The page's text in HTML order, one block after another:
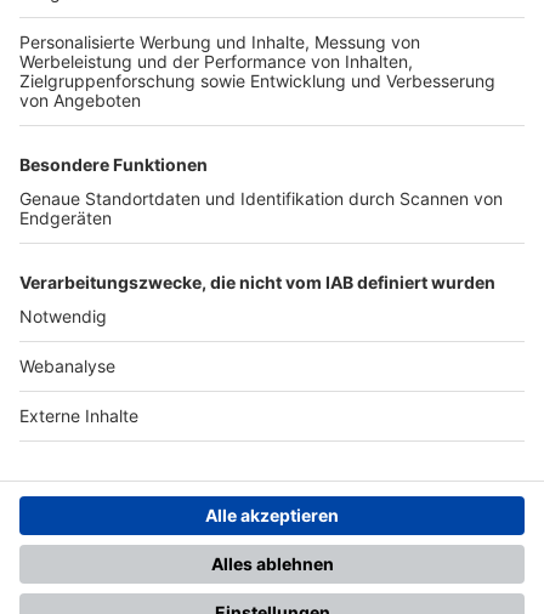
TOP-PARTNER
Nutzungsbedingungen Datenschutz Impressum